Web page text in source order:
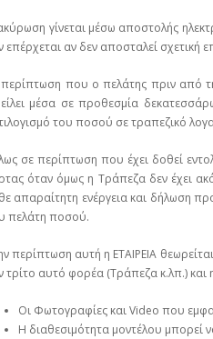
γίνεται μέσω αποστολής
επέρχεται αν δεν αποσταλεί σχετική
που ο πελάτης πριν από
μέσα σε προθεσμία
του ποσού σε τραπεζικό
σε περίπτωση που έχει δοθεί
όταν όμως η Τράπεζα δεν έχει
απαραίτητη ενέργεια και δήλωση
πελάτη ποσού.
περίπτωση αυτή η ΕΤΑΙΡΕΙΑ
τρίτο αυτό φορέα (Τράπεζα κ.λπ.) και
Οι Φωτογραφίες και Video που
Η διαθεσιμότητα μοντέλου μπορεί